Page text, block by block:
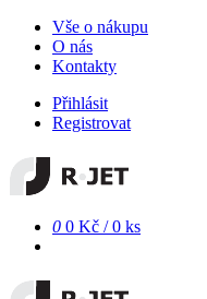
Vše o nákupu
O nás
Kontakty
Přihlásit
Registrovat
0 0 Kč /0 ks